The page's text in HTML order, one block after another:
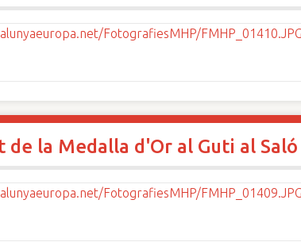
la Medalla d'Or al Guti al